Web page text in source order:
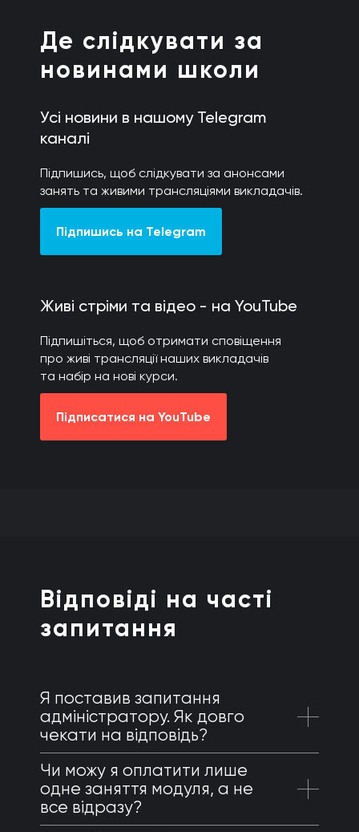
Де слідкувати за
новинами школи
Усі новини в нашому Telegram
каналі
Підпишись, щоб слідкувати за анонсами
занять та живими трансляціями викладачів.
Підпишись на Telegram
Живі стріми та відео - на YouTube
Підпишіться, щоб отримати сповіщення
про живі трансляції наших викладачів
та набір на нові курси.
Підписатися на YouTube
Відповіді на часті
запитання
Я поставив запитання
адміністратору. Як довго
чекати на відповідь?
Чи можу я оплатити лише
одне заняття модуля, а не
все відразу?